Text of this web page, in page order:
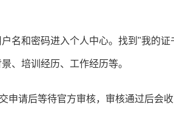
名和密码进入个人中心。找到"我的
、培训经历、工作经历等。
申请后等待官方审核，审核通过后会